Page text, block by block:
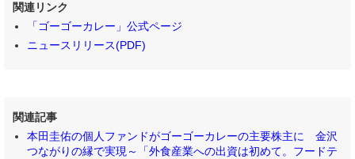
関連リンク
「ゴーゴーカレー」公式ページ
ニュースリリース(PDF)
関連記事
本田圭佑の個人ファンドがゴーゴーカレーの主要株主に 金沢
つながりの縁で実現～「外食産業への出資は初めて。フードテ